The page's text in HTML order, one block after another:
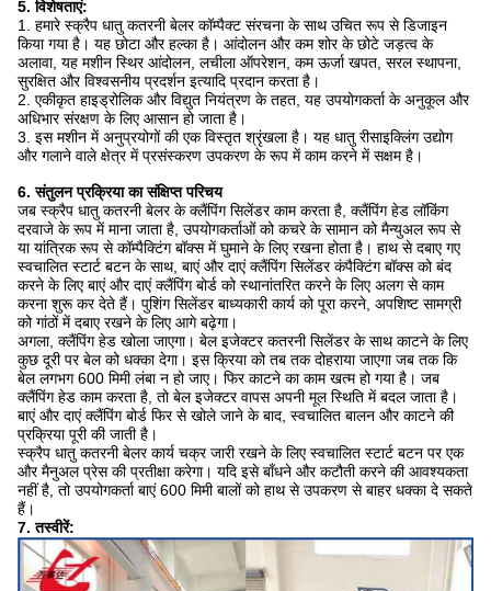
5. विशेषताएं:
1. हमारे स्क्रैप धातु कतरनी बेलर कॉम्पैक्ट संरचना के साथ उचित रूप से डिजाइन
किया गया है। यह छोटा और हल्का है। आंदोलन और कम शोर के छोटे जड़त्व के
अलावा, यह मशीन स्थिर आंदोलन, लचीला ऑपरेशन, कम ऊर्जा खपत, सरल स्थापना,
सुरक्षित और विश्वसनीय प्रदर्शन इत्यादि प्रदान करता है।
2. एकीकृत हाइड्रोलिक और विद्युत नियंत्रण के तहत, यह उपयोगकर्ता के अनुकूल और
अधिभार संरक्षण के लिए आसान हो जाता है।
3. इस मशीन में अनुप्रयोगों की एक विस्तृत श्रृंखला है। यह धातु रीसाइक्लिंग उद्योग
और गलाने वाले क्षेत्र में प्रसंस्करण उपकरण के रूप में काम करने में सक्षम है।
6. संतुलन प्रक्रिया का संक्षिप्त परिचय
जब स्क्रैप धातु कतरनी बेलर के क्लैंपिंग सिलेंडर काम करता है, क्लैंपिंग हेड लॉकिंग
दरवाजे के रूप में माना जाता है, उपयोगकर्ताओं को कचरे के सामान को मैन्युअल रूप से
या यांत्रिक रूप से कॉम्पैक्टिंग बॉक्स में घुमाने के लिए रखना होता है। हाथ से दबाए गए
स्वचालित स्टार्ट बटन के साथ, बाएं और दाएं क्लैंपिंग सिलेंडर कंपैक्टिंग बॉक्स को बंद
करने के लिए बाएं और दाएं क्लैंपिंग बोर्ड को स्थानांतरित करने के लिए अलग से काम
करना शुरू कर देते हैं। पुशिंग सिलेंडर बाध्यकारी कार्य को पूरा करने, अपशिष्ट सामग्री
को गांठों में दबाए रखने के लिए आगे बढ़ेगा।
अगला, क्लैंपिंग हेड खोला जाएगा। बेल इजेक्टर कतरनी सिलेंडर के साथ काटने के लिए
कुछ दूरी पर बेल को धक्का देगा। इस क्रिया को तब तक दोहराया जाएगा जब तक कि
बेल लगभग 600 मिमी लंबा न हो जाए। फिर काटने का काम खत्म हो गया है। जब
क्लैंपिंग हेड काम करता है, तो बेल इजेक्टर वापस अपनी मूल स्थिति में बदल जाता है।
बाएं और दाएं क्लैंपिंग बोर्ड फिर से खोले जाने के बाद, स्वचालित बालन और काटने की
प्रक्रिया पूरी की जाती है।
स्क्रैप धातु कतरनी बेलर कार्य चक्र जारी रखने के लिए स्वचालित स्टार्ट बटन पर एक
और मैनुअल प्रेस की प्रतीक्षा करेगा। यदि इसे बाँधने और कटौती करने की आवश्यकता
नहीं है, तो उपयोगकर्ता बाएं 600 मिमी बालों को हाथ से उपकरण से बाहर धक्का दे सकते
हैं।
7. तस्वीरें: